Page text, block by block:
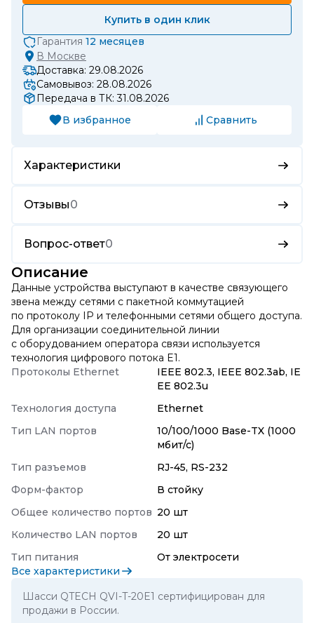
Купить в один клик
Гарантия 12 месяцев
В Москве
Доставка: 29.08.2026
Самовывоз: 28.08.2026
Передача в ТК: 31.08.2026
В избранное
Сравнить
Характеристики
Отзывы0
Вопрос-ответ0
Описание
Данные устройства выступают в качестве связующего
звена между сетями с пакетной коммутацией
по протоколу IP и телефонными сетями общего доступа.
Для организации соединительной линии
с оборудованием оператора связи используется
технология цифрового потока E1.
Протоколы Ethernet
IEEE 802.3, IEEE 802.3ab, IE
EE 802.3u
Технология доступа
Ethernet
Тип LAN портов
10/100/1000 Base-TX (1000
мбит/с)
Тип разъемов
RJ-45, RS-232
Форм-фактор
В стойку
Общее количество портов 20 шт
Количество LAN портов
20 шт
Тип питания
От электросети
Все характеристики
Шасси QTECH QVI-T-20E1 сертифицирован для
продажи в России.